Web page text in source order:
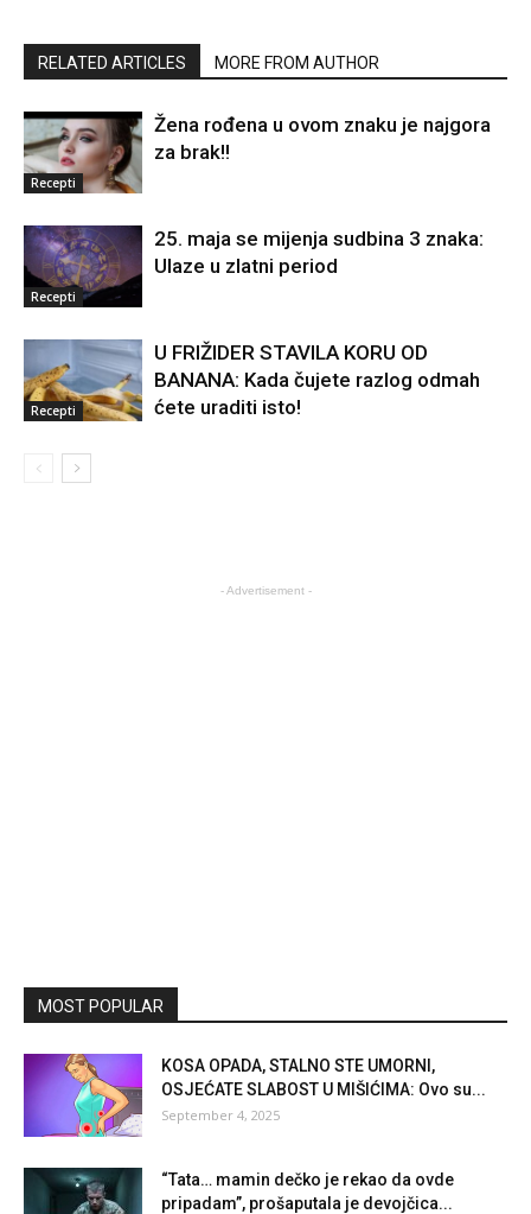
RELATED ARTICLES MORE FROM AUTHOR
Recepti
Žena rođena u ovom znaku je najgora
za brak!!
Recepti
25. maja se mijenja sudbina 3 znaka:
Ulaze u zlatni period
Recepti
U FRIŽIDER STAVILA KORU OD
BANANA: Kada čujete razlog odmah
ćete uraditi isto!
- Advertisement -
MOST POPULAR
KOSA OPADA, STALNO STE UMORNI,
OSJEĆATE SLABOST U MIŠIĆIMA: Ovo su...
September 4, 2025
“Tata… mamin dečko je rekao da ovde
pripadam”, prošaputala je devojčica...